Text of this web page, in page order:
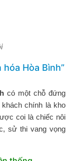
Hòa Bình”
có một chỗ đứng
chính là kho
coi là chiếc nôi
sử thi vang vọng